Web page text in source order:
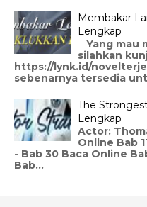
Membakar
Lengkap
Yang mau
silahkan
https://lynk.id/
sebenarnya tersedia
The
Lengkap
Actor:
Online Bab
- Bab 30 Baca Online
Bab...